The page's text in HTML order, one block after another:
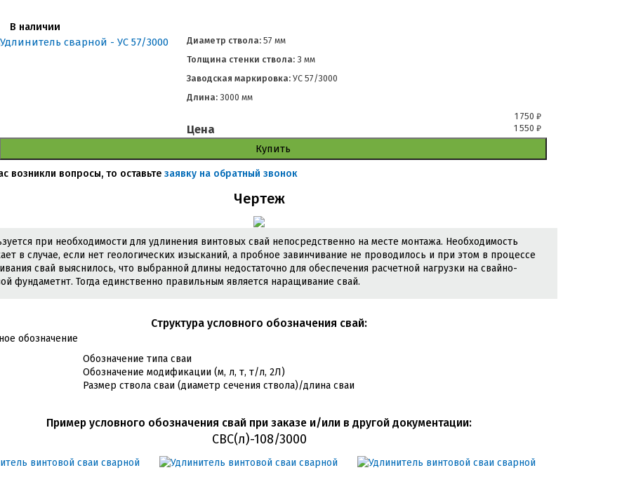
В наличии
Диаметр ствола: 57 мм
Толщина стенки ствола: 3 мм
Заводская маркировка: УС 57/3000
Длина: 3000 мм
1 750 ₽
Цена 1 550 ₽
Купить
возникли вопросы, то оставьте заявку на обратный звонок
Чертеж
при необходимости для удлинения винтовых свай непосредственно на месте монтажа. Необходимость
в случае, если нет геологических изысканий, а пробное завинчивание не проводилось и при этом в процессе
свай выяснилось, что выбранной длины недостаточно для обеспечения расчетной нагрузки на свайно-
фундаметнт. Тогда единственно правильным является наращивание свай.
Cтруктура условного обозначения свай:
Обозначение типа сваи
Обозначение модификации (м, л, т, т/л, 2Л)
Размер ствола сваи (диаметр сечения ствола)/длина сваи
Пример условного обозначения свай при заказе и/или в другой документации:
СВС(л)-108/3000